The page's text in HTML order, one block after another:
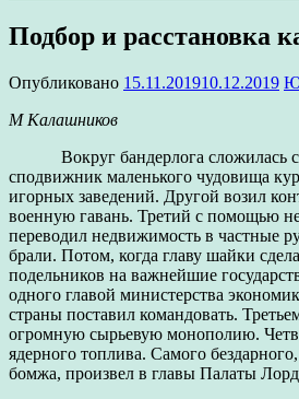
Подбор и расстановка
Опубликовано 15.11.201910.12.2019
М Калашников
Вокруг бандерлога сложилась
сподвижник маленького чудовища
игорных заведений. Другой возил
военную гавань. Третий с помощью
переводил недвижимость в частные
брали. Потом, когда главу шайки
подельников на важнейшие
одного главой министерства
страны поставил командовать.
огромную сырьевую монополию.
ядерного топлива. Самого
бомжа, произвел в главы Палаты